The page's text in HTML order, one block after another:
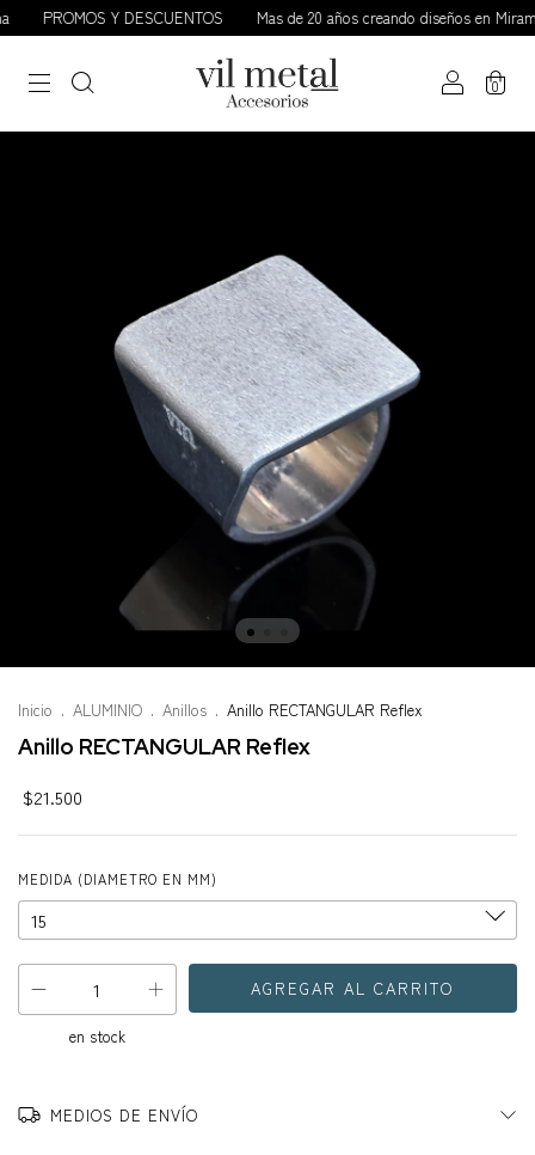
PROMOS Y DESCUENTOS Mas de 20 años creando diseños en
0
Inicio . ALUMINIO . Anillos . Anillo RECTANGULAR Reflex
Anillo RECTANGULAR Reflex
$21.500
MEDIDA (DIAMETRO EN MM)
en stock
MEDIOS DE ENVÍO